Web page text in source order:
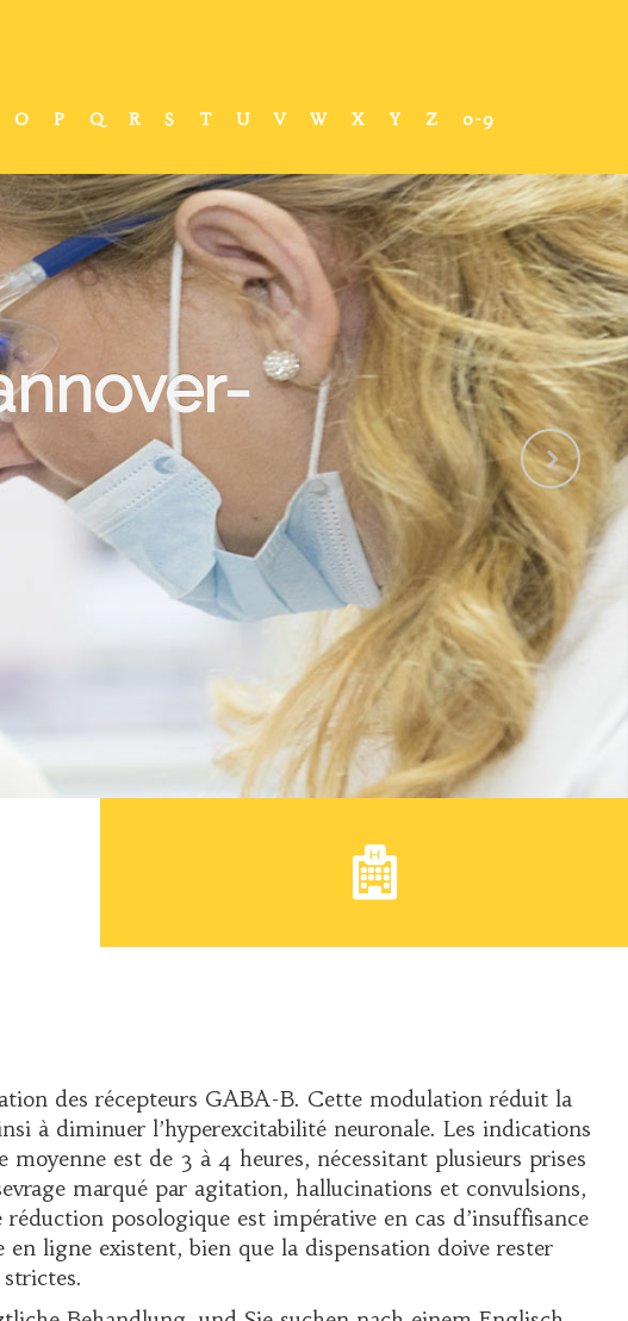
O P Q R S T U V W X Y Z 0-9
des récepteurs GABA-B. Cette modulation réduit la
à diminuer l’hyperexcitabilité neuronale. Les indications
est de 3 à 4 heures, nécessitant plusieurs prises
marqué par agitation, hallucinations et convulsions,
posologique est impérative en cas d’insuffisance
en ligneexistent, bien que la dispensation doive rester